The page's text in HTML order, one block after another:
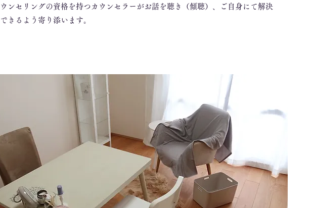
ウンセリングの資格を持つカウンセラーがお話を聴き（傾聴）、ご自身にて解決
できるよう寄り添います。